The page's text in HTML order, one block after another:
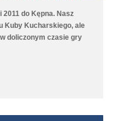
2011 do Kępna. Nasz
Kuby Kucharskiego, ale
doliczonym czasie gry
tym meczu popisał się